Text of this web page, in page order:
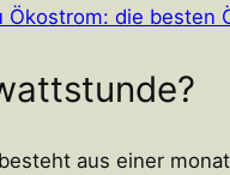
Ökostrom: die besten
aus einer